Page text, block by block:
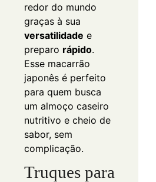
redor do mundo
graças à sua
versatilidade e
preparo rápido.
Esse macarrão
japonês é perfeito
para quem busca
um almoço caseiro
nutritivo e cheio de
sabor, sem
complicação.
Truques para